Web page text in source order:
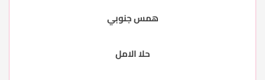
همس جنوبي
حلا الامل